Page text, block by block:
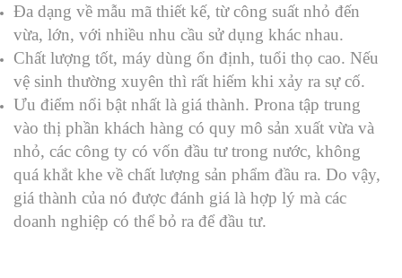
Đa dạng về mẫu mã thiết kế, từ công suất nhỏ đến
vừa, lớn, với nhiều nhu cầu sử dụng khác nhau.
Chất lượng tốt, máy dùng ổn định, tuổi thọ cao. Nếu
vệ sinh thường xuyên thì rất hiếm khi xảy ra sự cố.
Ưu điểm nổi bật nhất là giá thành. Prona tập trung
vào thị phần khách hàng có quy mô sản xuất vừa và
nhỏ, các công ty có vốn đầu tư trong nước, không
quá khắt khe về chất lượng sản phẩm đầu ra. Do vậy,
giá thành của nó được đánh giá là hợp lý mà các
doanh nghiệp có thể bỏ ra để đầu tư.